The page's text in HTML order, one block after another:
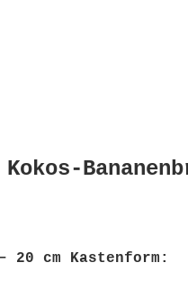
cm Kastenform: